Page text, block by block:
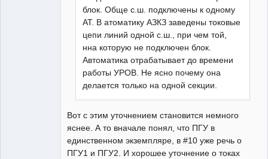
блок. Обще с.ш. подключены к одному
АТ. В атоматику АЗКЗ заведены токовые
цепи линий одной с.ш., при чем той,
нна которую не подключен блок.
Автоматика отрабатывает до времени
работы УРОВ. Не ясно почему она
делается только на одной секции.
Вот с этим уточнением становится немного
яснее. А то вначале понял, что ПГУ в
единственном экземпляре, в #10 уже речь о
ПГУ1 и ПГУ2. И хорошее уточнение о токах